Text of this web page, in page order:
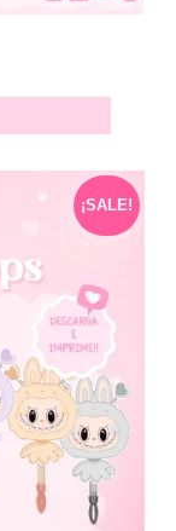
¡SALE!